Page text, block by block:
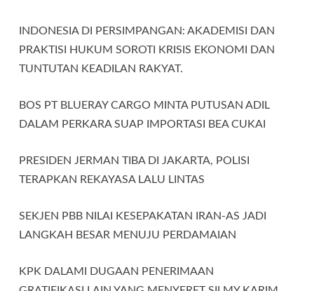
INDONESIA DI PERSIMPANGAN: AKADEMISI DAN
PRAKTISI HUKUM SOROTI KRISIS EKONOMI DAN
TUNTUTAN KEADILAN RAKYAT.
BOS PT BLUERAY CARGO MINTA PUTUSAN ADIL
DALAM PERKARA SUAP IMPORTASI BEA CUKAI
PRESIDEN JERMAN TIBA DI JAKARTA, POLISI
TERAPKAN REKAYASA LALU LINTAS
SEKJEN PBB NILAI KESEPAKATAN IRAN-AS JADI
LANGKAH BESAR MENUJU PERDAMAIAN
KPK DALAMI DUGAAN PENERIMAAN